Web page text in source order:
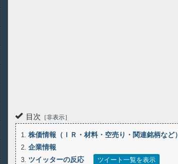
目次 非表示
1 株価情報（ＩＲ・材料・空売り・関連銘柄など）
2 企業情報
3 ツイッターの反応
ツイート一覧を表示